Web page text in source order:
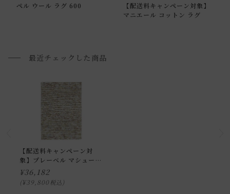
通常配送の場合、お品物は玄関前での引渡しとなります。
■ご不明な点やご希望がございましたら、お気軽にお問い合
小型商品の日時・時間指定について
お届け時間帯(大型以外) は、
申し訳ございませんが、具体的な時間帯指定をしての出荷は
できません。
また、日曜・祝日は、時間帯指定ができません。
ペル ウール ラグ 600
【配送料キャンペーン対象】
マニエール コットン ラグ
最近チェックした商品
【配送料キャンペーン対
象】プレーベル マシュー
ラグ 130×190
¥36,182
¥39,800 税込